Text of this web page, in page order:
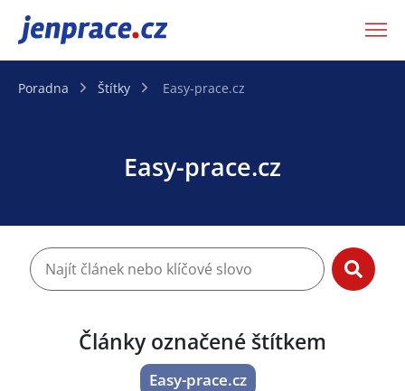
JenPráce.cz
Poradna Štítky Easy-prace.cz
Easy-prace.cz
Články označené štítkem
Easy-prace.cz